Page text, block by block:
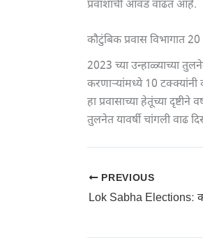
प्रवाशांची आवड वाढत आहे.
कौटुंबिक प्रवास विभागात
2023 च्या उन्हाळ्याच्या
करणाऱ्यांमध्ये 10
हा प्रवासाच्या हेतूंच्या दृष्टीने
तुलनेत यावर्षी चांगली वाढ
PREVIOUS